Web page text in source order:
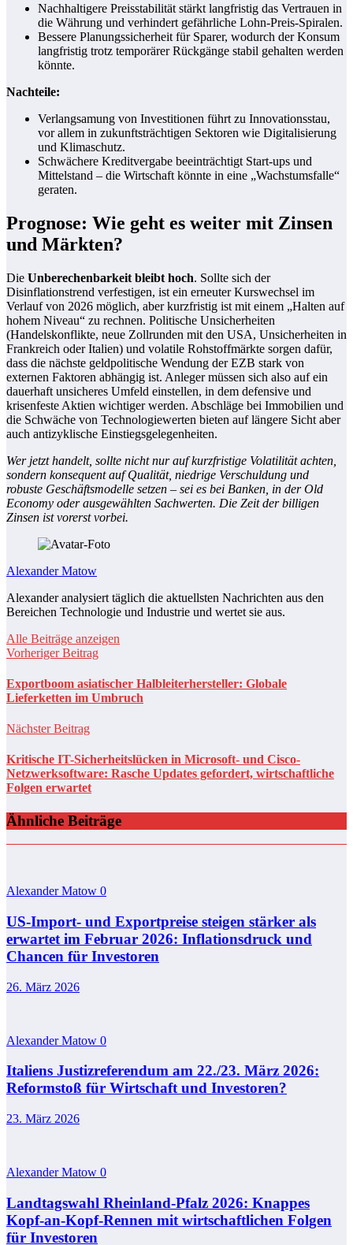
Nachhaltigere Preisstabilität stärkt langfristig das Vertrauen in
die Währung und verhindert gefährliche Lohn-Preis-Spiralen.
Bessere Planungssicherheit für Sparer, wodurch der Konsum
langfristig trotz temporärer Rückgänge stabil gehalten werden
könnte.
Nachteile:
Verlangsamung von Investitionen führt zu Innovationsstau,
vor allem in zukunftsträchtigen Sektoren wie Digitalisierung
und Klimaschutz.
Schwächere Kreditvergabe beeinträchtigt Start-ups und
Mittelstand – die Wirtschaft könnte in eine „Wachstumsfalle“
geraten.
Prognose: Wie geht es weiter mit Zinsen
und Märkten?
Die Unberechenbarkeit bleibt hoch. Sollte sich der
Disinflationstrend verfestigen, ist ein erneuter Kurswechsel im
Verlauf von 2026 möglich, aber kurzfristig ist mit einem „Halten auf
hohem Niveau“ zu rechnen. Politische Unsicherheiten
(Handelskonflikte, neue Zollrunden mit den USA, Unsicherheiten in
Frankreich oder Italien) und volatile Rohstoffmärkte sorgen dafür,
dass die nächste geldpolitische Wendung der EZB stark von
externen Faktoren abhängig ist. Anleger müssen sich also auf ein
dauerhaft unsicheres Umfeld einstellen, in dem defensive und
krisenfeste Aktien wichtiger werden. Abschläge bei Immobilien und
die Schwäche von Technologiewerten bieten auf längere Sicht aber
auch antizyklische Einstiegsgelegenheiten.
Wer jetzt handelt, sollte nicht nur auf kurzfristige Volatilität achten,
sondern konsequent auf Qualität, niedrige Verschuldung und
robuste Geschäftsmodelle setzen – sei es bei Banken, in der Old
Economy oder ausgewählten Sachwerten. Die Zeit der billigen
Zinsen ist vorerst vorbei.
Alexander Matow
Alexander analysiert täglich die aktuellsten Nachrichten aus den
Bereichen Technologie und Industrie und wertet sie aus.
Alle Beiträge anzeigen
Vorheriger Beitrag
Exportboom asiatischer Halbleiterhersteller: Globale
Lieferketten im Umbruch
Nächster Beitrag
Kritische IT-Sicherheitslücken in Microsoft- und Cisco-
Netzwerksoftware: Rasche Updates gefordert, wirtschaftliche
Folgen erwartet
Ähnliche Beiträge
Alexander Matow 0
US-Import- und Exportpreise steigen stärker als
erwartet im Februar 2026: Inflationsdruck und
Chancen für Investoren
26. März 2026
Alexander Matow 0
Italiens Justizreferendum am 22./23. März 2026:
Reformstoß für Wirtschaft und Investoren?
23. März 2026
Alexander Matow 0
Landtagswahl Rheinland-Pfalz 2026: Knappes
Kopf-an-Kopf-Rennen mit wirtschaftlichen Folgen
für Investoren